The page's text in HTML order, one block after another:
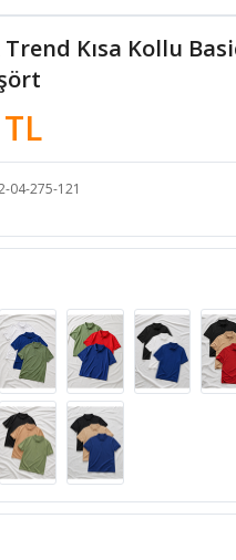
Kısa Kollu
04-275-121